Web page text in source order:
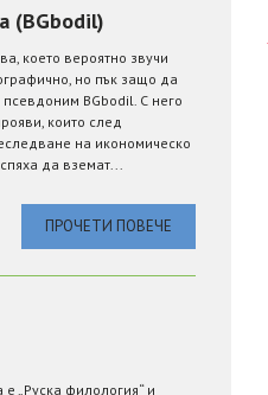
(BGbodil)
което вероятно звучи
но пък защо да
BGbodil. С него
които след
на икономическо
да вземат...
ПРОЧЕТИ ПОВЕЧЕ
„Руска филология“ и